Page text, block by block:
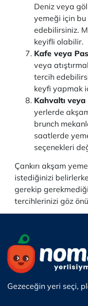
Deniz veya
yemeği için
edebilirsiniz.
keyifli olabilir.
Kafe veya
veya
tercih
keyfi yapmak
Kahvaltı
yerlerde
brunch
saatlerde
seçenekleri
Çankırı akşam
istediğinizi
gerekip
tercihlerinizi göz
Gezeceğin yeri seçi,